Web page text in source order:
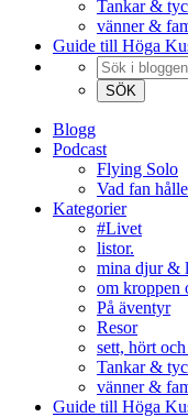
Tankar &
vänner &
Guide till Höga
Blogg
Podcast
Flying Solo
Vad fan
Kategorier
#Livet
listor.
mina djur &
om kroppen
På äventyr
Resor
sett, hört och
Tankar &
vänner &
Guide till Höga